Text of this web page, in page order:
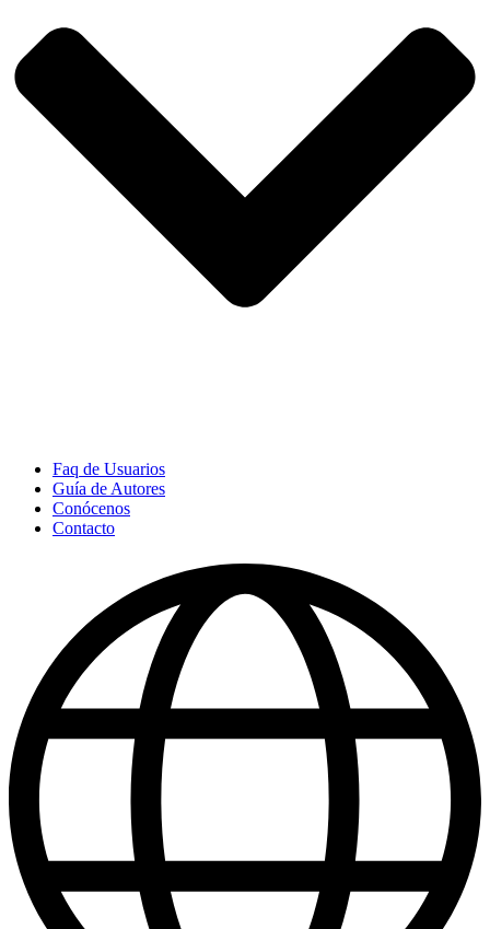
Faq de Usuarios
Guía de Autores
Conócenos
Contacto